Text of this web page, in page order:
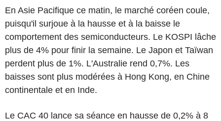
En Asie Pacifique ce matin, le marché coréen coule,
puisqu'il surjoue à la hausse et à la baisse le
comportement des semiconducteurs. Le KOSPI lâche
plus de 4% pour finir la semaine. Le Japon et Taïwan
perdent plus de 1%. L'Australie rend 0,7%. Les
baisses sont plus modérées à Hong Kong, en Chine
continentale et en Inde.
Le CAC 40 lance sa séance en hausse de 0,2% à 8